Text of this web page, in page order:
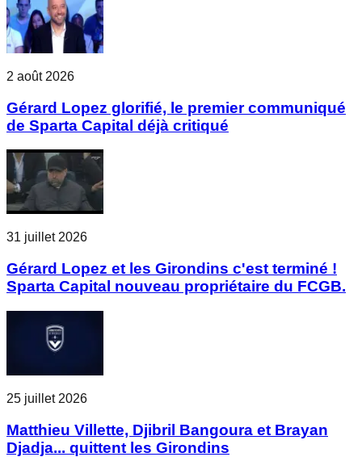
2 août 2026
Gérard Lopez glorifié, le premier communiqué
de Sparta Capital déjà critiqué
31 juillet 2026
Gérard Lopez et les Girondins c'est terminé !
Sparta Capital nouveau propriétaire du FCGB.
25 juillet 2026
Matthieu Villette, Djibril Bangoura et Brayan
Djadja... quittent les Girondins